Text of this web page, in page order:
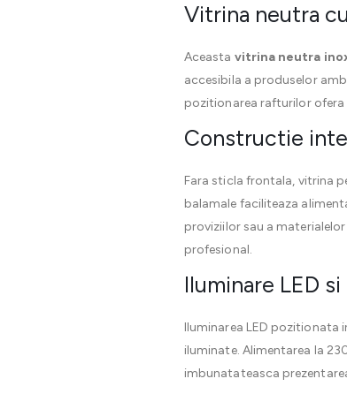
Vitrina neutra
Aceasta vitrina neutra
accesibila a produselor
pozitionarea rafturilor ofera
Constructie
Fara sticla frontala, vitrina
balamale faciliteaza
proviziilor sau a
profesional.
Iluminare LED
Iluminarea LED pozitionata
iluminate. Alimentarea la
imbunatateasca